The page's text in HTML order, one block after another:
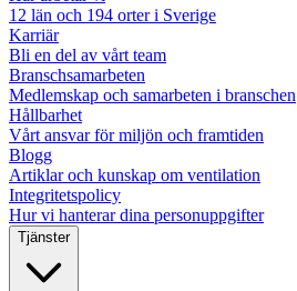
12 län och 194 orter i Sverige
Karriär
Bli en del av vårt team
Branschsamarbeten
Medlemskap och samarbeten i branschen
Hållbarhet
Vårt ansvar för miljön och framtiden
Blogg
Artiklar och kunskap om ventilation
Integritetspolicy
Hur vi hanterar dina personuppgifter
Tjänster